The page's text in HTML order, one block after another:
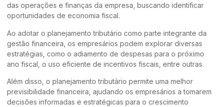
das operações e finanças da empresa, buscando identificar
oportunidades de economia fiscal.
Ao adotar o planejamento tributário como parte integrante da
gestão financeira, os empresários podem explorar diversas
estratégias, como o adiamento de despesas para o próximo
ano fiscal, o uso eficiente de incentivos fiscais, entre outras.
Além disso, o planejamento tributário permite uma melhor
previsibilidade financeira, ajudando os empresários a tomarem
decisões informadas e estratégicas para o crescimento